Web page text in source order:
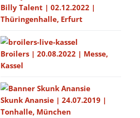
Billy Talent | 02.12.2022 |
Thüringenhalle, Erfurt
Broilers | 20.08.2022 | Messe,
Kassel
Skunk Anansie | 24.07.2019 |
Tonhalle, München